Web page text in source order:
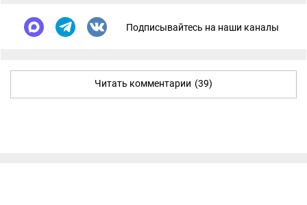
Подписывайтесь на наши каналы
Читать комментарии (39)